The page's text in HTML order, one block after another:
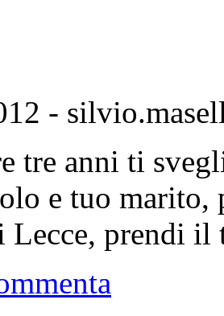
-
tre anni ti
e tuo marito,
Lecce, prendi